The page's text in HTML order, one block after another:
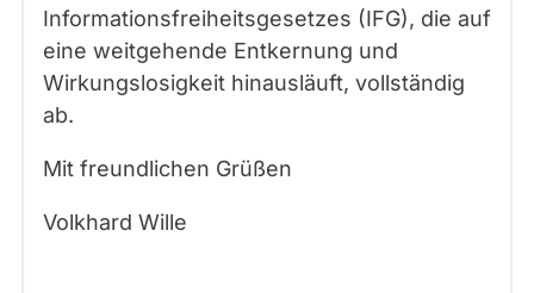
Informationsfreiheitsgesetzes (IFG), die auf
eine weitgehende Entkernung und
Wirkungslosigkeit hinausläuft, vollständig
ab.
Mit freundlichen Grüßen
Volkhard Wille